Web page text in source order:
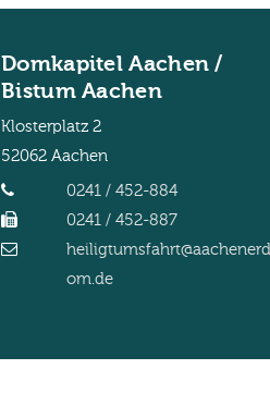
Domkapitel Aachen /
Bistum Aachen
Klosterplatz 2
52062 Aachen
0241 / 452-884
0241 / 452-887
heiligtumsfahrt@aachenerd
om.de